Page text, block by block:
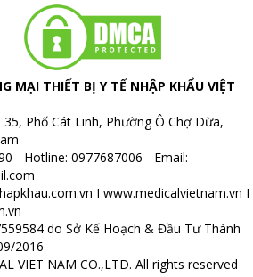
MẠI THIẾT BỊ Y TẾ NHẬP KHẨU VIỆT
Phố Cát Linh, Phường Ô Chợ Dừa,
- Hotline: 0977687006 - Email:
I www.medicalvietnam.vn I
do Sở Kế Hoạch & Đầu Tư Thành
2016
VIET NAM CO.,LTD. All rights reserved